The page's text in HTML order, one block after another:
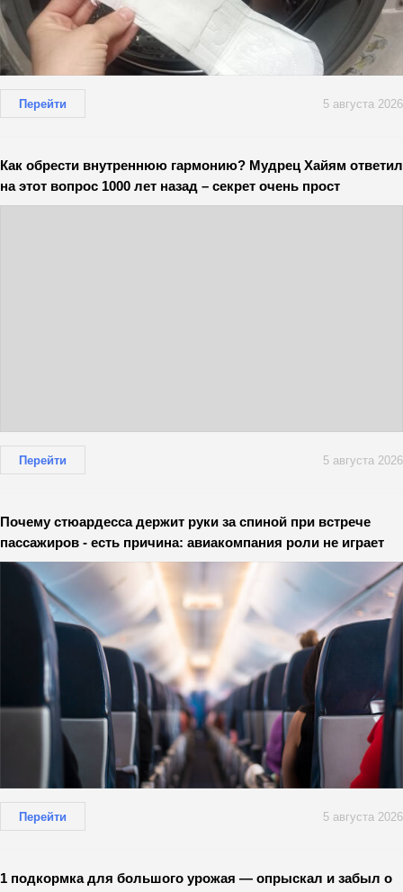
Перейти 5 августа 2026
Как обрести внутреннюю гармонию? Мудрец Хайям ответил
на этот вопрос 1000 лет назад – секрет очень прост
Перейти 5 августа 2026
Почему стюардесса держит руки за спиной при встрече
пассажиров - есть причина: авиакомпания роли не играет
Перейти 5 августа 2026
1 подкормка для большого урожая — опрыскал и забыл о